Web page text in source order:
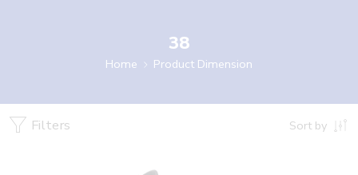
38
Home Product Dimension
Filters Sort by